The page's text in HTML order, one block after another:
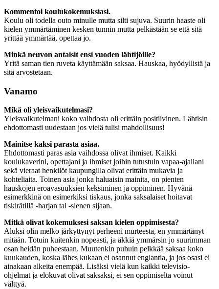
Kommentoi koulukokemuksiasi.
Koulu oli todella outo minulle mutta silti sujuva. Suurin haaste oli
kielen ymmärtäminen kesken tunnin mutta pelkästään se että sitä
yrittää ymmärtää, opettaa jo.
Minkä neuvon antaisit ensi vuoden lähtijöille?
Yritä saman tien ruveta käyttämään saksaa. Hauskaa, hyödyllistä ja
sitä arvostetaan.
Vanamo
Mikä oli yleisvaikutelmasi?
Yleisvaikutelmani koko vaihdosta oli erittäin positiivinen. Lähtisin
ehdottomasti uudestaan jos vielä tulisi mahdollisuus!
Mainitse kaksi parasta asiaa.
Ehdottomasti paras asia vaihdossa olivat ihmiset. Kaikki
koulukaverini, opettajani ja ihmiset joihin tutustuin vapaa-ajallani
sekä vieraat henkilöt kaupungilla olivat erittäin mukavia ja
kohteliaita. Toinen asia jonka haluaisin mainita, on pienten
hauskojen eroavasuuksien keksiminen ja oppiminen. Hyvänä
esimerkkinä on esimerkiksi tiskaus, jonka saksalaiset hoitavat
tiskirätillä -harjan tai -sienen sijaan.
Mitkä olivat kokemuksesi saksan kielen oppimisesta?
Aluksi olin melko järkyttynyt perheeni murteesta, en ymmärtänyt
mitään. Totuin kuitenkin nopeasti, ja äkkiä ymmärsin jo suurimman
osan heidän puheestaan. Muutenkin puhuin pelkkää saksaa koko
kuukauden, koska lähes kukaan ei osannut englantia, ja jos osasi ei
ainakaan alkeita enempää. Lisäksi vielä kun kaikki televisio-
ohjelmat ja elokuvat olivat saksaksi, ei sen oppimiselta voinut
välttyä.